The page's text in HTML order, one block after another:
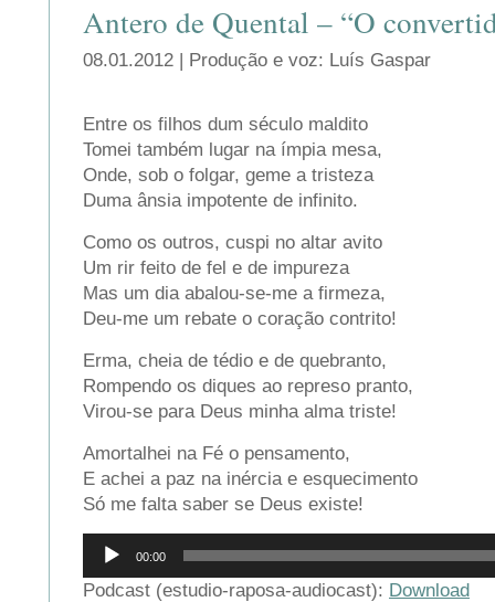
Antero de Quental – “O
08.01.2012 | Produção e voz: Luís Gaspar
Entre os filhos dum século maldito
Tomei também lugar na ímpia mesa,
Onde, sob o folgar, geme a tristeza
Duma ânsia impotente de infinito.
Como os outros, cuspi no altar avito
Um rir feito de fel e de impureza
Mas um dia abalou-se-me a firmeza,
Deu-me um rebate o coração contrito!
Erma, cheia de tédio e de quebranto,
Rompendo os diques ao represo pranto,
Virou-se para Deus minha alma triste!
Amortalhei na Fé o pensamento,
E achei a paz na inércia e esquecimento
Só me falta saber se Deus existe!
Reprodutor
áudio
00:00
Podcast (estudio-raposa-audiocast): Download